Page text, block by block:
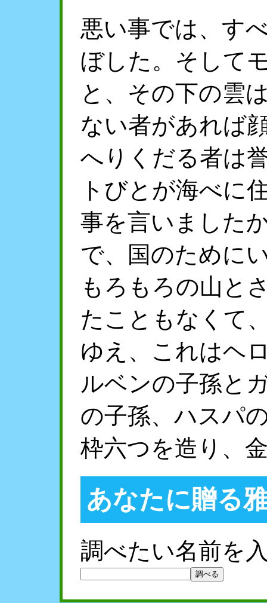
悪い事では、す
ぼした。そして
と、その下の雲
ない者があれば
へりくだる者は
トびとが海べに
事を言いました
で、国のために
もろもろの山と
たこともなくて
ゆえ、これはヘ
ルベンの子孫と
の子孫、ハスパ
枠六つを造り、
あなたに贈る
調べたい名前を